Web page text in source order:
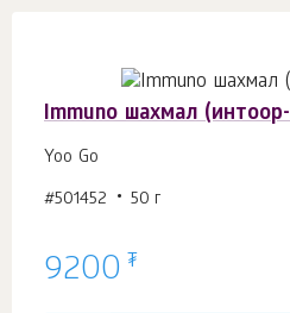
Immuno шахмал
Yoo Gо
#501452 50 г
9200 ₮